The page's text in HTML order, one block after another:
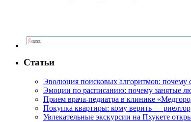
Статьи
Эволюция поисковых алгоритмов: почему
Эмоции по расписанию: почему занятые
Прием врача-педиатра в клинике
Покупка квартиры: кому верить —
Увлекательные экскурсии на Пхукете